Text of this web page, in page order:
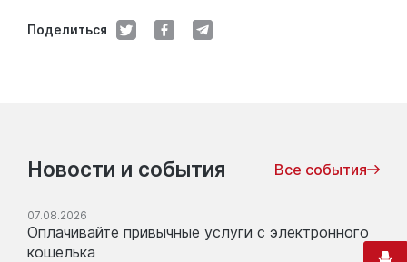
Поделиться
Новости и события Все события
07.08.2026
Оплачивайте привычные услуги с электронного
кошелька